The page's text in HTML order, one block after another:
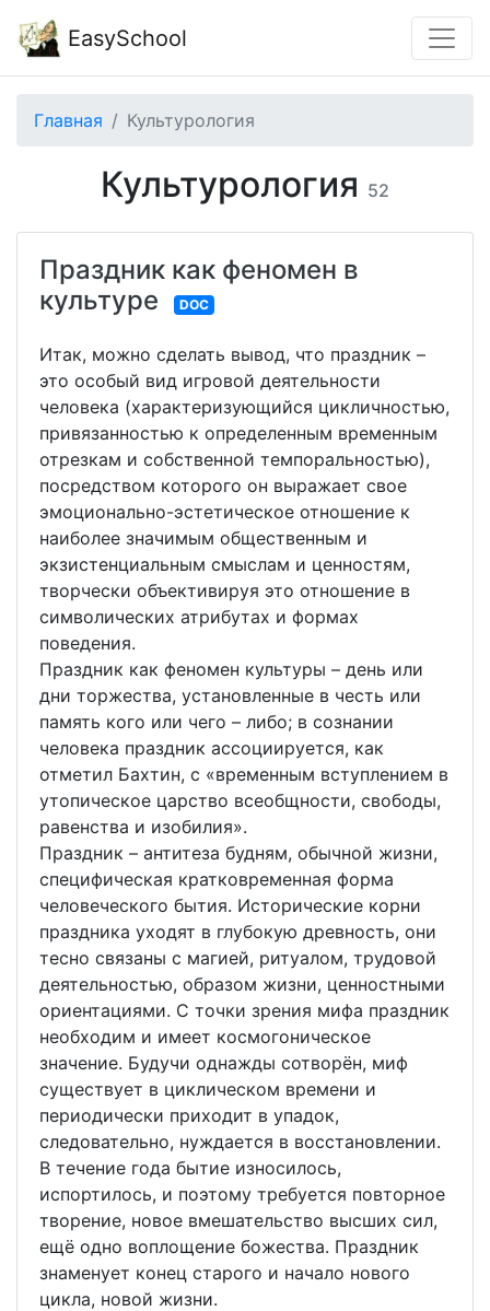
EasySchool
Главная Культурология
Культурология 52
Праздник как феномен в
культуре
DOC
Итак, можно сделать вывод, что праздник –
это особый вид игровой деятельности
человека (характеризующийся цикличностью,
привязанностью к определенным временным
отрезкам и собственной темпоральностью),
посредством которого он выражает свое
эмоционально-эстетическое отношение к
наиболее значимым общественным и
экзистенциальным смыслам и ценностям,
творчески объективируя это отношение в
символических атрибутах и формах
поведения.
Праздник как феномен культуры – день или
дни торжества, установленные в честь или
память кого или чего – либо; в сознании
человека праздник ассоциируется, как
отметил Бахтин, с «временным вступлением в
утопическое царство всеобщности, свободы,
равенства и изобилия».
Праздник – антитеза будням, обычной жизни,
специфическая кратковременная форма
человеческого бытия. Исторические корни
праздника уходят в глубокую древность, они
тесно связаны с магией, ритуалом, трудовой
деятельностью, образом жизни, ценностными
ориентациями. С точки зрения мифа праздник
необходим и имеет космогоническое
значение. Будучи однажды сотворён, миф
существует в циклическом времени и
периодически приходит в упадок,
следовательно, нуждается в восстановлении.
В течение года бытие износилось,
испортилось, и поэтому требуется повторное
творение, новое вмешательство высших сил,
ещё одно воплощение божества. Праздник
знаменует конец старого и начало нового
цикла, новой жизни.